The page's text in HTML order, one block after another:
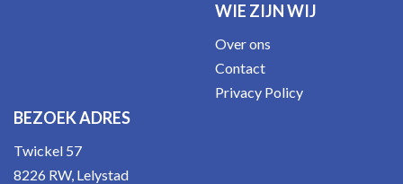
WIE ZIJN WIJ
Over ons
Contact
Privacy Policy
BEZOEK ADRES
Twickel 57
8226 RW, Lelystad